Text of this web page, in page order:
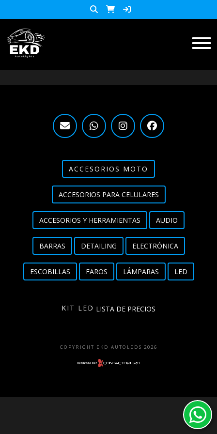
ACCESORIOS MOTO
Accesorios y herramientas
Audio
Barras
Detailing
Electrónica
Escobillas
Lista de PreciosACCESORIOS MOTO
ACCESORIOS PARA CELULARES
ACCESORIOS Y HERRAMIENTAS AUDIO
BARRAS DETAILING ELECTRÓNICA
ESCOBILLAS FAROS LÁMPARAS LED
KIT LED LISTA DE PRECIOS
COPYRIGHT EKD AUTOLEDS 2026